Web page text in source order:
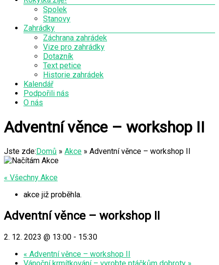
Spolek
Stanovy
Zahrádky
Záchrana zahrádek
Vize pro zahrádky
Dotazník
Text petice
Historie zahrádek
Kalendář
Podpořili nás
O nás
Adventní věnce – workshop II
Jste zde: Domů » Akce » Adventní věnce – workshop II
« Všechny Akce
akce již proběhla.
Adventní věnce – workshop II
2. 12. 2023 @ 13:00 - 15:30
« Adventní věnce – workshop II